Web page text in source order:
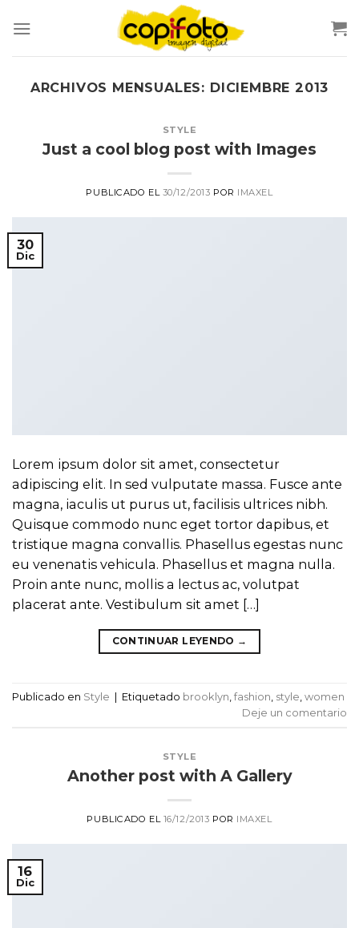
ARCHIVOS MENSUALES: DICIEMBRE 2013
STYLE
Just a cool blog post with Images
PUBLICADO EL 30/12/2013 POR IMAXEL
30
Dic
Lorem ipsum dolor sit amet, consectetur
adipiscing elit. In sed vulputate massa. Fusce ante
magna, iaculis ut purus ut, facilisis ultrices nibh.
Quisque commodo nunc eget tortor dapibus, et
tristique magna convallis. Phasellus egestas nunc
eu venenatis vehicula. Phasellus et magna nulla.
Proin ante nunc, mollis a lectus ac, volutpat
placerat ante. Vestibulum sit amet […]
CONTINUAR LEYENDO →
Publicado en Style | Etiquetado brooklyn,fashion, style,women
Deje un comentario
STYLE
Another post with A Gallery
PUBLICADO EL 16/12/2013 POR IMAXEL
16
Dic